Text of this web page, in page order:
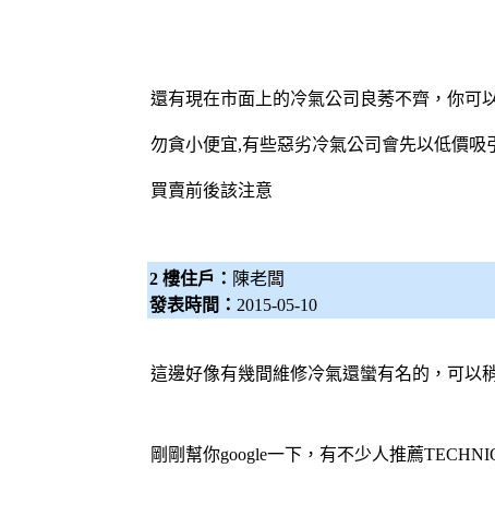
還有現在市面上的冷氣公司良莠不齊，你可
勿貪小便宜,有些惡劣冷氣公司會先以低價吸
買賣前後該注意
2 樓住戶： 陳老闆
發表時間： 2015-05-10
這邊好像有幾間維修冷氣還蠻有名的，可以
剛剛幫你google一下，有不少人推薦